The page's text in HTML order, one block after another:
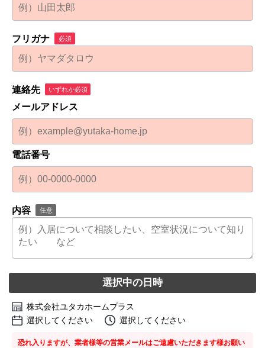
フリガナ 必須
連絡先 いずれか必須
メールアドレス
電話番号
内容 任意
選択中の日時
株式会社ユタカホームプラス
選択してください
選択してください
恐れ入りますが、業者様等の営業メールはご遠慮いただきます様お願い